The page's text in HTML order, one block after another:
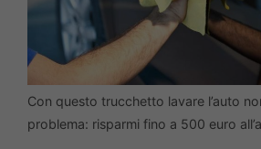
Con questo trucchetto lavare l’auto
problema: risparmi fino a 500 euro